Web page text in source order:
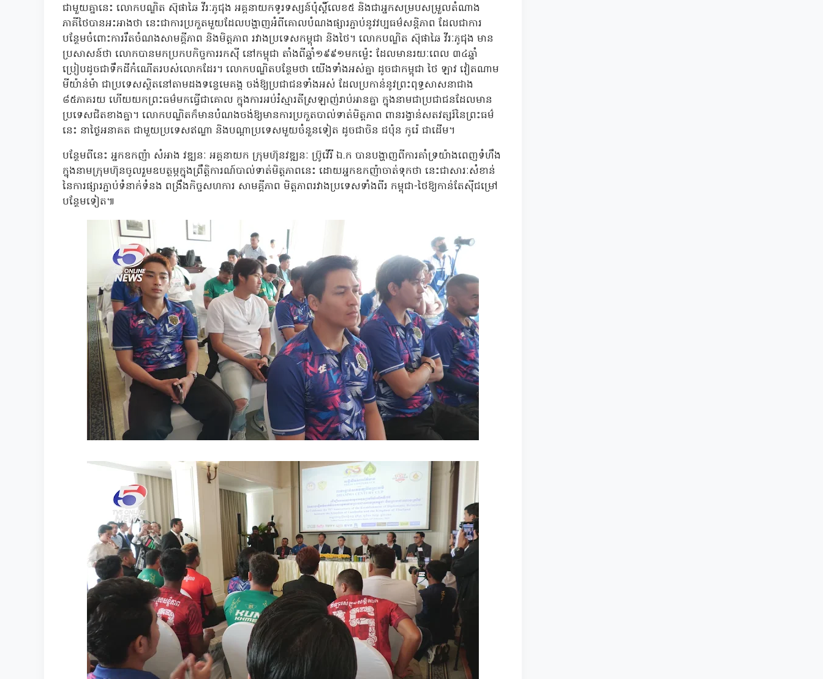
ជាមួយគ្នានេះ លោកបណ្ឌិត ស៊ុផាឆៃ វីរៈភូជុង អគ្គនាយកទូរទស្សន៍ប៉ុស្តិ៍លេខ៥ និងជាអ្នកសម្របសម្រួលតំណាង
ភាគីថៃបានអះអាងថា នេះជាការប្រកួតមួយដែលបង្ហាញអំពីគោលបំណងផ្សារភ្ជាប់នូវវប្បធម៌សន្តិភាព ដែលជាការ
បន្ថែមចំពោះការរឹតចំណងសាមគ្គីភាព និងមិត្តភាព រវាងប្រទេសកម្ពុជា និងថៃ។ លោកបណ្ឌិត ស៊ុផាឆៃ វីរៈភូជុង មាន
ប្រសាសន៍ថា លោកបានមកប្រកបកិច្ចការរកស៊ី នៅកម្ពុជា តាំងពីឆ្នាំ១៩៩១មកម្ល៉េះ ដែលមានរយៈពេល ៣៤ឆ្នាំ
ប្រៀបដូចជាទឹកដីកំណើតរបស់លោកដែរ។ លោកបណ្ឌិតបន្ថែមថា យើងទាំងអស់គ្នា ដូចជាកម្ពុជា ថៃ ឡាវ វៀតណាម
មីយ៉ាន់ម៉ា ជាប្រទេសស្ថិតនៅតាមដងទន្លេមេគង្គ ចង់ឱ្យប្រជាជនទាំងអស់ ដែលប្រកាន់នូវព្រះពុទ្ធសាសនាជាង
៨៥ភាគរយ ហើយយកព្រះធម៌មកធ្វើជាគោល ក្នុងការអប់រំស្មារតីស្រឡាញ់រាប់អានគ្នា ក្នុងនាមជាប្រជាជនដែលមាន
ប្រទេសជិតខាងគ្នា។ លោកបណ្ឌិតក៏មានបំណងចង់ឱ្យមានការប្រកួតបាល់ទាត់មិត្តភាព ពានរង្វាន់សតវត្សរ៍នៃព្រះធម៌
នេះ នាថ្ងៃអនាគត ជាមួយប្រទេសឥណ្ឌា និងបណ្តាប្រទេសមួយចំនួនទៀត ដូចជាចិន ជប៉ុន កូរ៉េ ជាដើម។
បន្ថែមពីនេះ អ្នកឧកញ៉ា សំអាង វឌ្ឍនៈ អគ្គនាយក ក្រុមហ៊ុនវឌ្ឍនៈ ប្រ៊ូវើរី ឯ.ក បានបង្ហាញពីការគាំទ្រយ៉ាងពេញទំហឹង
ក្នុងនាមក្រុមហ៊ុនចូលរួមឧបត្ថម្ភក្នុងព្រឹត្តិការណ៍បាល់ទាត់មិត្តភាពនេះ ដោយអ្នកឧកញ៉ាចាត់ទុកថា នេះជាសារៈសំខាន់
នៃការផ្សារភ្ជាប់ទំនាក់ទំនង ពង្រឹងកិច្ចសហការ សាមគ្គីភាព មិត្តភាពរវាងប្រទេសទាំងពីរ កម្ពុជា-ថៃឱ្យកាន់តែស៊ីជម្រៅ
បន្ថែមទៀត៕